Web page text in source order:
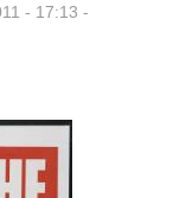
- 17:13 -